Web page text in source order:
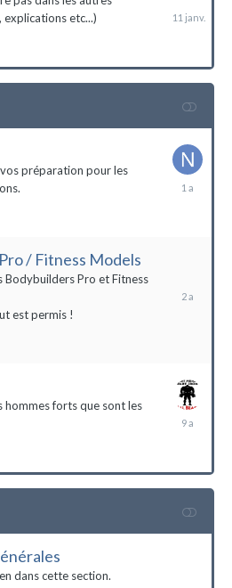
explications etc...)
préparation pour les
14
/ Fitness Models
Bodybuilders Pro et Fitness
est permis !
2021
hommes forts que sont les
dans cette section.